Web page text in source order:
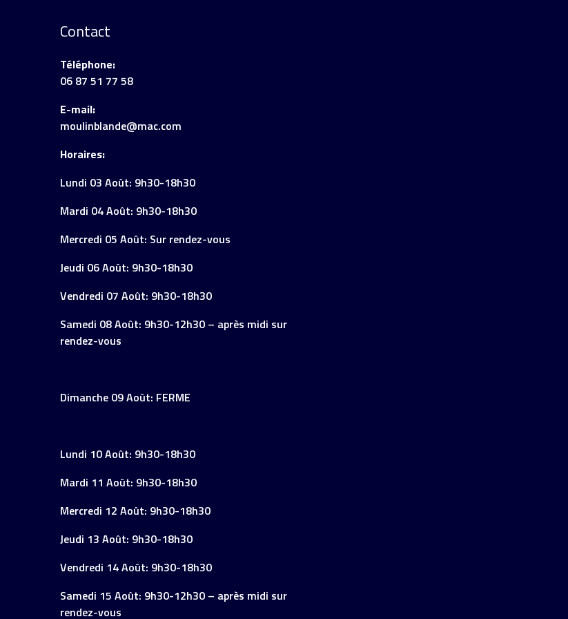
Contact
Téléphone:
06 87 51 77 58
E-mail:
moulinblande@mac.com
Horaires:
Lundi 03 Août: 9h30-18h30
Mardi 04 Août: 9h30-18h30
Mercredi 05 Août: Sur rendez-vous
Jeudi 06 Août: 9h30-18h30
Vendredi 07 Août: 9h30-18h30
Samedi 08 Août: 9h30-12h30 – après midi sur
rendez-vous
Dimanche 09 Août: FERME
Lundi 10 Août: 9h30-18h30
Mardi 11 Août: 9h30-18h30
Mercredi 12 Août: 9h30-18h30
Jeudi 13 Août: 9h30-18h30
Vendredi 14 Août: 9h30-18h30
Samedi 15 Août: 9h30-12h30 – après midi sur
rendez-vous